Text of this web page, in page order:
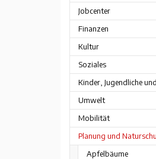
Jobcenter
Finanzen
Kultur
Soziales
Kinder, Jugendliche
Umwelt
Mobilität
Planung und
Apfelbäume